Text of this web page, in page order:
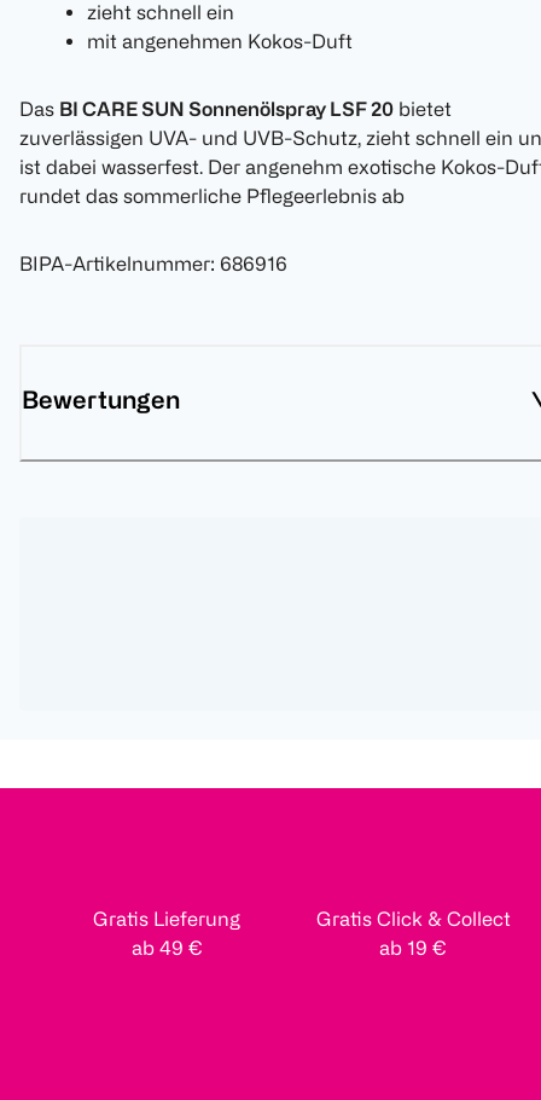
zieht schnell ein
mit angenehmen Kokos-Duft
Das BI CARE SUN Sonnenölspray LSF 20 bietet
zuverlässigen UVA- und UVB-Schutz, zieht schnell ein
ist dabei wasserfest. Der angenehm exotische Kokos-
rundet das sommerliche Pflegeerlebnis ab
BIPA-Artikelnummer: 686916
Bewertungen
Gratis Lieferung
ab 49 €
Gratis Click & Collect
ab 19 €